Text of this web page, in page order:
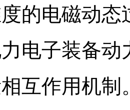
的电磁动
电子装备
互作用机制